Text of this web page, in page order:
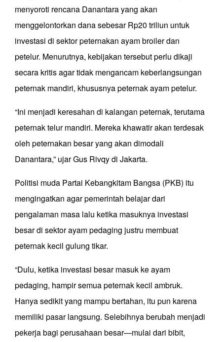
menyoroti rencana Danantara yang akan
menggelontorkan dana sebesar Rp20 triliun untuk
investasi di sektor peternakan ayam broiler dan
petelur. Menurutnya, kebijakan tersebut perlu dikaji
secara kritis agar tidak mengancam keberlangsungan
peternak mandiri, khususnya peternak ayam petelur.
“Ini menjadi keresahan di kalangan peternak, terutama
peternak telur mandiri. Mereka khawatir akan terdesak
oleh peternakan besar yang akan dimodali
Danantara,” ujar Gus Rivqy di Jakarta.
Politisi muda Partai Kebangkitam Bangsa (PKB) itu
mengingatkan agar pemerintah belajar dari
pengalaman masa lalu ketika masuknya investasi
besar di sektor ayam pedaging justru membuat
peternak kecil gulung tikar.
“Dulu, ketika investasi besar masuk ke ayam
pedaging, hampir semua peternak kecil ambruk.
Hanya sedikit yang mampu bertahan, itu pun karena
memiliki pasar langsung. Selebihnya berubah menjadi
pekerja bagi perusahaan besar—mulai dari bibit,